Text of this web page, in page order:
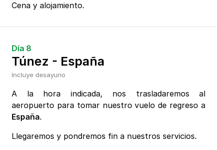
Cena y alojamiento.
Día 8
Túnez - España
Incluye desayuno
A la hora indicada, nos trasladaremos al
aeropuerto para tomar nuestro vuelo de regreso a
España.
Llegaremos y pondremos fin a nuestros servicios.